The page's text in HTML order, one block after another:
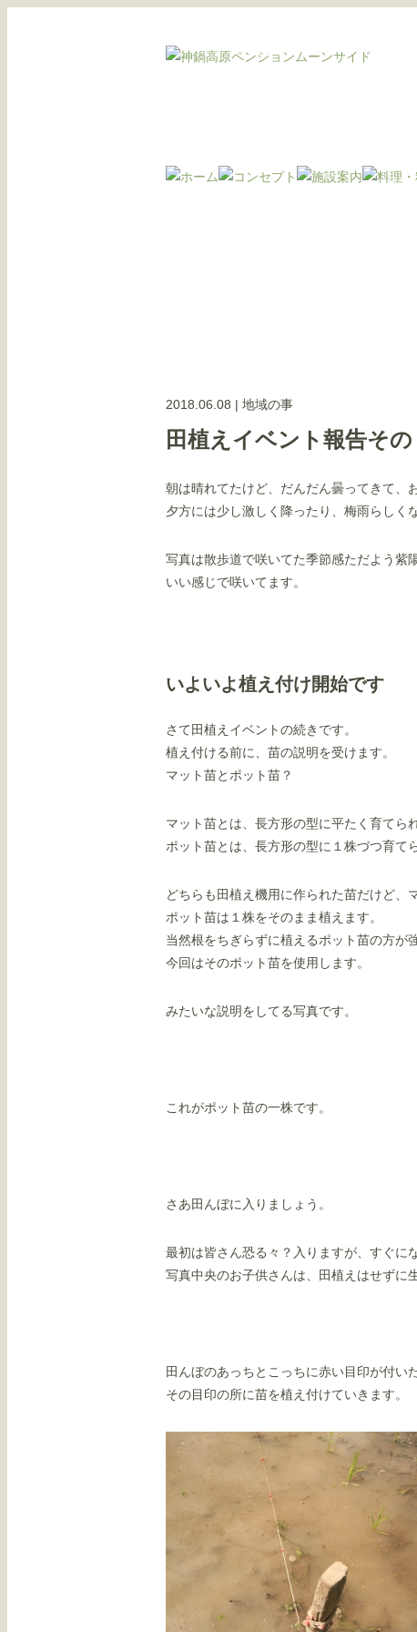
2018.06.08 | 地域の事
田植えイベント報告そ
朝は晴れてたけど、だんだん曇ってきて、
夕方には少し激しく降ったり、梅雨らしく
写真は散歩道で咲いてた季節感ただよう紫陽
いい感じで咲いてます。
いよいよ植え付け開始です
さて田植えイベントの続きです。
植え付ける前に、苗の説明を受けます。
マット苗とポット苗？
マット苗とは、長方形の型に平たく育てら
ポット苗とは、長方形の型に１株づつ育て
どちらも田植え機用に作られた苗だけど、
ポット苗は１株をそのまま植えます。
当然根をちぎらずに植えるポット苗の方が
今回はそのポット苗を使用します。
みたいな説明をしてる写真です。
これがポット苗の一株です。
さあ田んぼに入りましょう。
最初は皆さん恐る々？入りますが、すぐに
写真中央のお子供さんは、田植えはせずに
田んぼのあっちとこっちに赤い目印が付い
その目印の所に苗を植え付けていきます。